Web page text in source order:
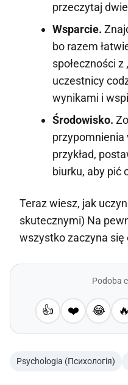
przeczytaj
Wsparcie.
bo razem
społeczności z
uczestnicy
wynikami i
Środowisko.
przypomnienia
przykład,
biurku, aby pić
Teraz wiesz, jak
skutecznymi) Na
wszystko zaczyna się
Podoba
👍 ❤️ 😂 🔥
Psychologia (Психологія)